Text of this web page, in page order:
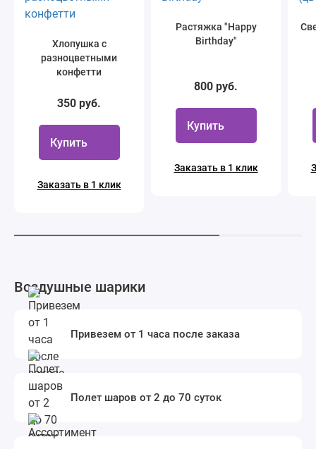
Хлопушка с
разноцветными
конфетти
350 руб.
Купить
Заказать в 1 клик
Растяжка "Happy
Birthday"
800 руб.
Купить
Заказать в 1 клик
Воздушные шарики
Привезем от 1 часа после заказа
Полет шаров от 2 до 70 суток